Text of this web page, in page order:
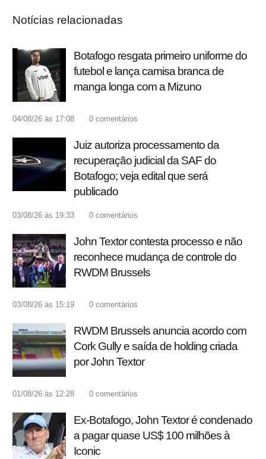
Notícias relacionadas
Botafogo resgata primeiro uniforme do
futebol e lança camisa branca de
manga longa com a Mizuno
04/08/26 às 17:08 0 comentários
Juiz autoriza processamento da
recuperação judicial da SAF do
Botafogo; veja edital que será
publicado
03/08/26 às 19:33 0 comentários
John Textor contesta processo e não
reconhece mudança de controle do
RWDM Brussels
03/08/26 às 15:19 0 comentários
RWDM Brussels anuncia acordo com
Cork Gully e saída de holding criada
por John Textor
01/08/26 às 12:28 0 comentários
Ex-Botafogo, John Textor é condenado
a pagar quase US$ 100 milhões à
Iconic